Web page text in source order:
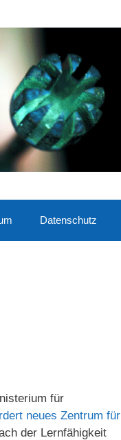
Datenschutz
für
neues Zentrum für
der Lernfähigkeit